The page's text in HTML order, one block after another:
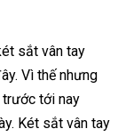
sắt vân tay
Vì thế nhưng
trước tới nay
Két sắt vân tay